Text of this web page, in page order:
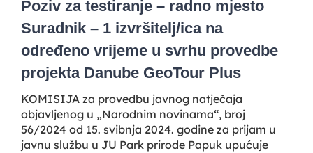
Poziv za testiranje – radno mjesto
Suradnik – 1 izvršitelj/ica na
određeno vrijeme u svrhu provedbe
projekta Danube GeoTour Plus
KOMISIJA za provedbu javnog natječaja
objavljenog u „Narodnim novinama“, broj
56/2024 od 15. svibnja 2024. godine za prijam u
javnu službu u JU Park prirode Papuk upućuje